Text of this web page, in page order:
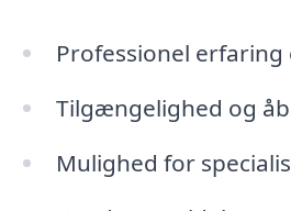
Professionel erfaring
Tilgængelighed og
Mulighed for